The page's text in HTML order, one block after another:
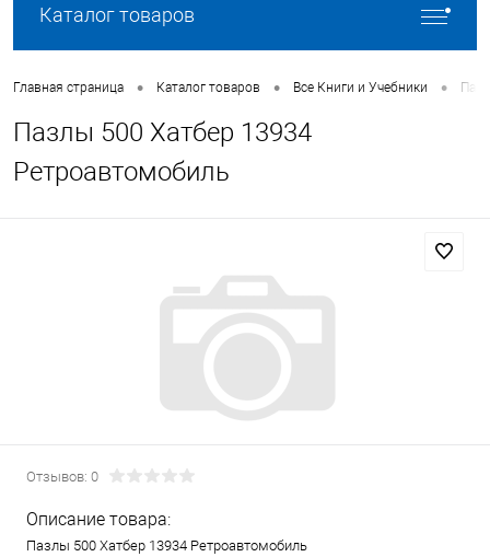
Каталог товаров
Главная страница • Каталог товаров • Все Книги и Учебники •
Пазлы 500 Хатбер 13934
Ретроавтомобиль
Отзывов: 0
Описание товара:
Пазлы 500 Хатбер 13934 Ретроавтомобиль